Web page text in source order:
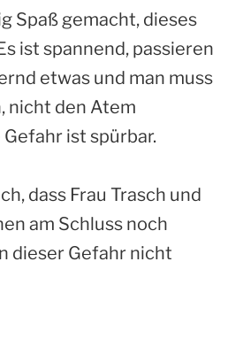
Spaß gemacht, dieses
ist spannend, passieren
etwas und man muss
nicht den Atem
ist spürbar.
dass Frau Trasch und
am Schluss noch
dieser Gefahr nicht